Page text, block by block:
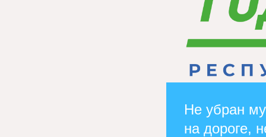
Не убран
на дороге,